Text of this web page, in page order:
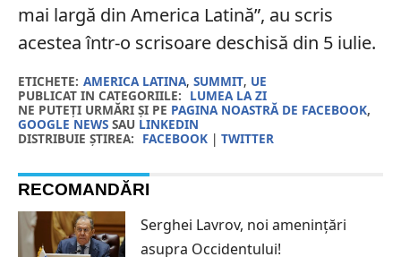
mai largă din America Latină”, au scris
acestea într-o scrisoare deschisă din 5 iulie.
ETICHETE: AMERICA LATINA, SUMMIT, UE
PUBLICAT IN CATEGORIILE: LUMEA LA ZI
NE PUTEȚI URMĂRI ȘI PE PAGINA NOASTRĂ DE FACEBOOK,
GOOGLE NEWSSAU LINKEDIN
DISTRIBUIE ȘTIREA: FACEBOOK| TWITTER
RECOMANDĂRI
Serghei Lavrov, noi amenințări
asupra Occidentului!